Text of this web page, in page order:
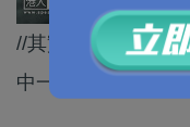
//其實中美唔一定
中一個選項！//